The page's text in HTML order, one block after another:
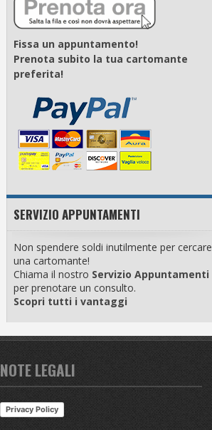
Fissa un appuntamento!
Prenota subito la tua cartomante
preferita!
SERVIZIO APPUNTAMENTI
Non spendere soldi inutilmente per cercare
una cartomante!
Chiama il nostro Servizio Appuntamenti
per prenotare un consulto.
Scopri tutti i vantaggi
NOTE LEGALI
Privacy Policy